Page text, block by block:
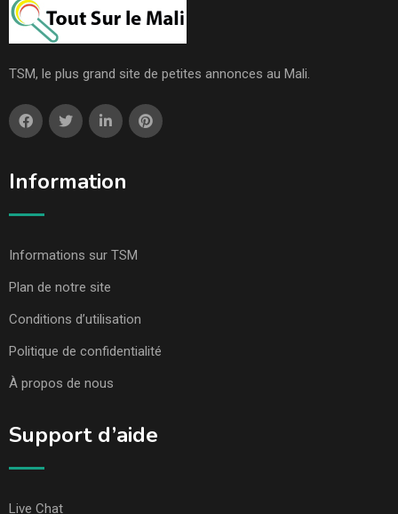
TSM, le plus grand site de petites annonces au Mali.
Information
Informations sur TSM
Plan de notre site
Conditions d’utilisation
Politique de confidentialité
À propos de nous
Support d’aide
Live Chat